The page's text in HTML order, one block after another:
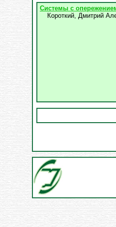
Системы с
Короткий, Дмитрий